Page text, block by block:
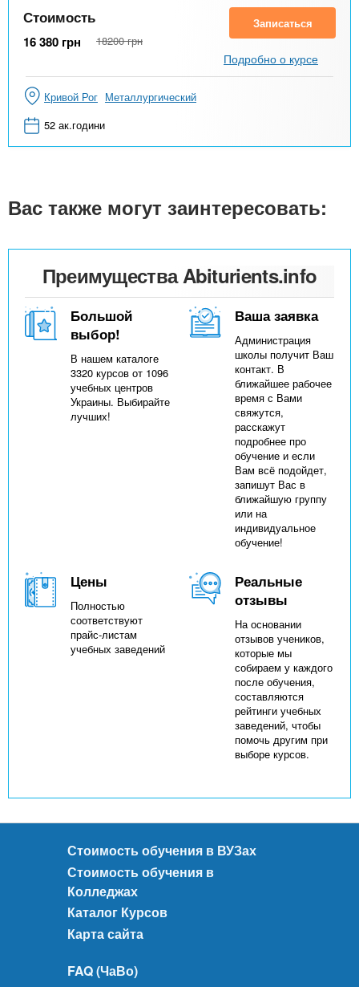
Стоимость
16 380 грн 18200 грн
Записаться
Подробно о курсе
Кривой Рог Металлургический
52 ак.години
Вас также могут заинтересовать:
Преимущества Abiturients.info
Большой
выбор!
В нашем каталоге
3320 курсов от 1096
учебных центров
Украины. Выбирайте
лучших!
Ваша заявка
Администрация
школы получит Ваш
контакт. В
ближайшее рабочее
время с Вами
свяжутся,
расскажут
подробнее про
обучение и если
Вам всё подойдет,
запишут Вас в
ближайшую группу
или на
индивидуальное
обучение!
Цены
Полностью
соответствуют
прайс-листам
учебных заведений
Реальные
отзывы
На основании
отзывов учеников,
которые мы
собираем у каждого
после обучения,
составляются
рейтинги учебных
заведений, чтобы
помочь другим при
выборе курсов.
Стоимость обучения в ВУЗах
Стоимость обучения в
Колледжах
Каталог Курсов
Карта сайта
FAQ (ЧаВо)